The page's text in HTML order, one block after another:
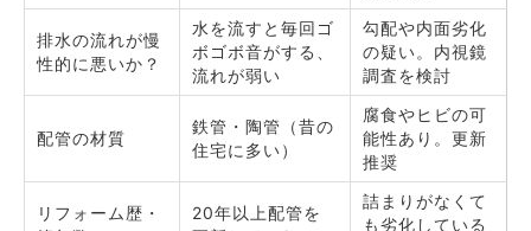
排水の流れが慢
性的に悪いか？
水を流すと毎回ゴ
ボゴボ音がする、
流れが弱い
勾配や内面劣化
の疑い。内視鏡
調査を検討
配管の材質
鉄管・陶管（昔の
住宅に多い）
腐食やヒビの可
能性あり。更新
推奨
リフォーム歴・
20年以上配管を
詰まりがなくて
も劣化している